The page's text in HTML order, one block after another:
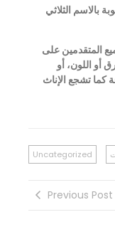
بالاسم الثلاثي
المتقدمين على
أو اللون، أو
كما تشجع الإناث
Uncategorized
Previous Post